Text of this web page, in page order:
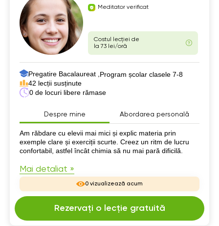
Meditator verificat
Costul lecției de
la 73 lei/oră
Pregatire Bacalaureat , Program școlar clasele 7-8
42 lecții susținute
0 de locuri libere rămase
Despre mine Abordarea personală
Despre mine
Am răbdare cu elevii mai mici și explic materia prin
exemple clare și exerciții scurte. Creez un ritm de lucru
confortabil, astfel încât chimia să nu mai pară dificilă.
Mai detaliat »
0 vizualizează acum
Rezervați o lecție gratuită